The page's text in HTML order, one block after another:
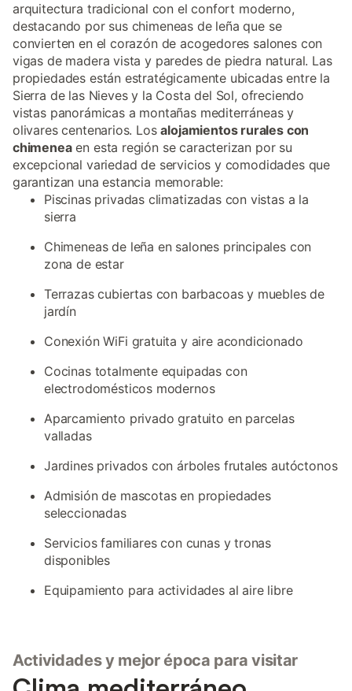
arquitectura tradicional con el confort moderno,
destacando por sus chimeneas de leña que se
convierten en el corazón de acogedores salones con
vigas de madera vista y paredes de piedra natural. Las
propiedades están estratégicamente ubicadas entre la
Sierra de las Nieves y la Costa del Sol, ofreciendo
vistas panorámicas a montañas mediterráneas y
olivares centenarios. Losalojamientos rurales con
chimeneaen esta región se caracterizan por su
excepcional variedad de servicios y comodidades que
garantizan una estancia memorable:
Piscinas privadas climatizadas con vistas a la
sierra
Chimeneas de leña en salones principales con
zona de estar
Terrazas cubiertas con barbacoas y muebles de
jardín
Conexión WiFi gratuita y aire acondicionado
Cocinas totalmente equipadas con
electrodomésticos modernos
Aparcamiento privado gratuito en parcelas
valladas
Jardines privados con árboles frutales autóctonos
Admisión de mascotas en propiedades
seleccionadas
Servicios familiares con cunas y tronas
disponibles
Equipamiento para actividades al aire libre
Actividades y mejor época para visitar